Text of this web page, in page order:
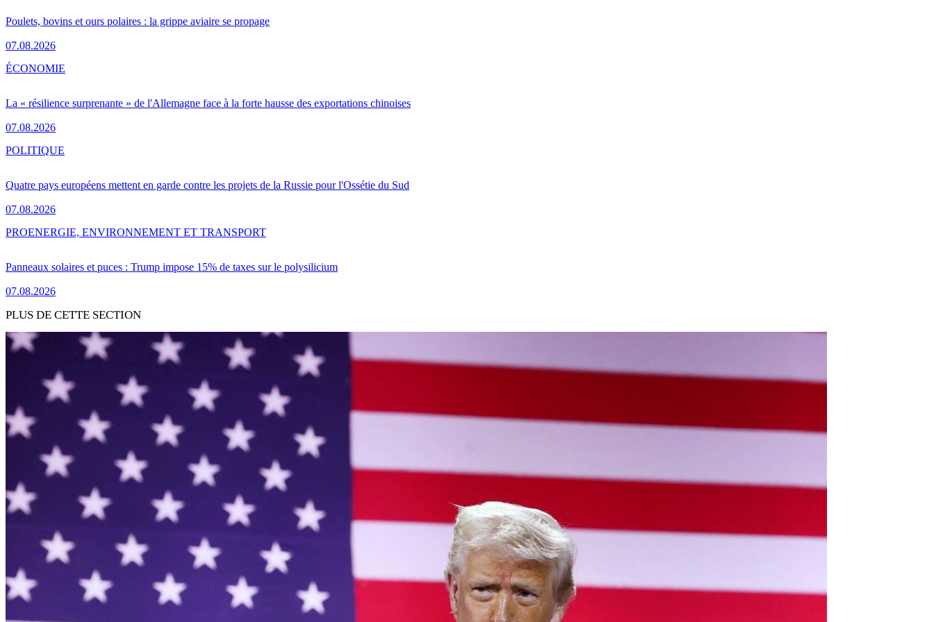
Poulets, bovins et ours polaires : la grippe aviaire se propage
07.08.2026
La « résilience surprenante » de l'Allemagne face à la forte hausse des exportations chinoises
07.08.2026
ÉCONOMIE
Quatre pays européens mettent en garde contre les projets de la Russie pour l'Ossétie du Sud
07.08.2026
POLITIQUE
Panneaux solaires et puces : Trump impose 15% de taxes sur le polysilicium
07.08.2026
PROENERGIE, ENVIRONNEMENT ET TRANSPORT
PLUS DE CETTE SECTION